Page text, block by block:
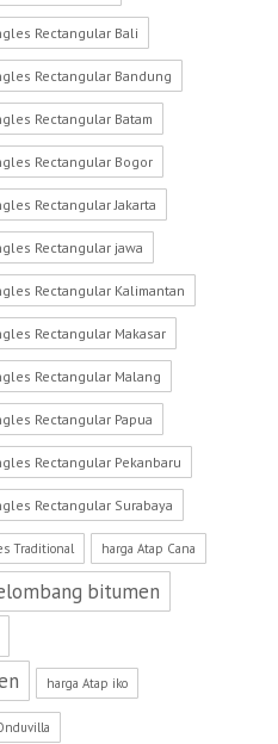
Rectangular Bali
Rectangular Bandung
Rectangular Batam
Rectangular Bogor
Rectangular Jakarta
Rectangular jawa
Rectangular Kalimantan
Rectangular Makasar
Rectangular Malang
Rectangular Papua
Rectangular Pekanbaru
Rectangular Surabaya
Traditional harga Atap Cana
bitumen
harga Atap iko